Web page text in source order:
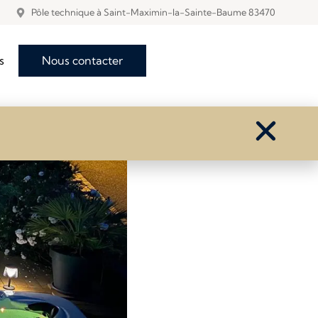
Pôle technique à Saint-Maximin-la-Sainte-Baume 83470
Nous contacter